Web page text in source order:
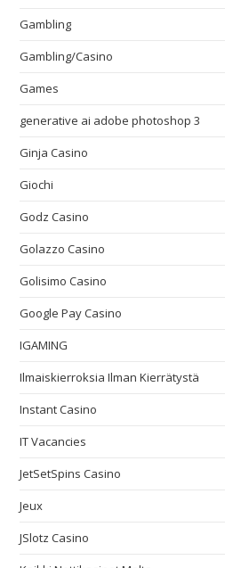
Gambling
Gambling/Casino
Games
generative ai adobe photoshop 3
Ginja Casino
Giochi
Godz Casino
Golazzo Casino
Golisimo Casino
Google Pay Casino
IGAMING
Ilmaiskierroksia Ilman Kierrätystä
Instant Casino
IT Vacancies
JetSetSpins Casino
Jeux
JSlotz Casino